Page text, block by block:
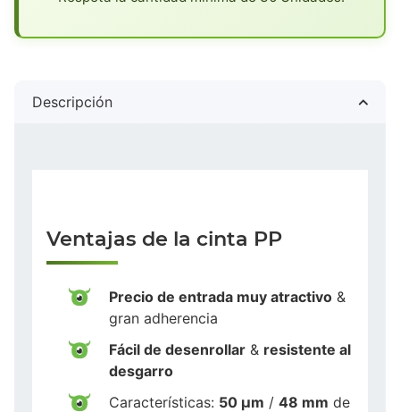
Descripción
Ventajas de la cinta PP
Precio de entrada muy atractivo &
gran adherencia
Fácil de desenrollar & resistente al
desgarro
Características: 50 µm / 48 mm de